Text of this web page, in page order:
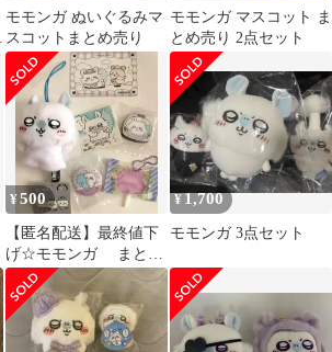
モモンガ ぬいぐるみマ
スコットまとめ売り
モモンガ マスコット ま
とめ売り 2点セット
¥500
【匿名配送】最終値下
げ☆モモンガ まとめ
売り
¥1,700
モモンガ 3点セット